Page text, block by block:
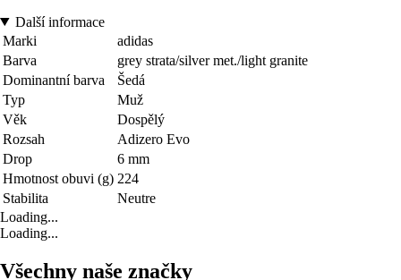
Další informace
Marki
adidas
Barva
grey strata/silver met./light granite
Dominantní barva
Šedá
Typ
Muž
Věk
Dospělý
Rozsah
Adizero Evo
Drop
6 mm
Hmotnost obuvi (g) 224
Stabilita
Neutre
Loading...
Loading...
Všechny naše značky